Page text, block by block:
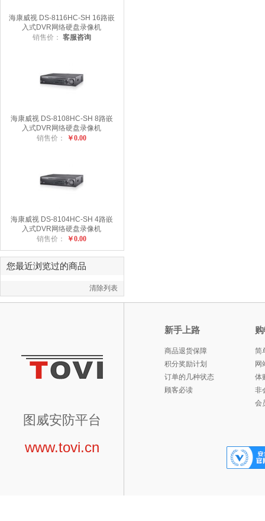
海康威视 DS-8116HC-SH 16路嵌
入式DVR网络硬盘录像机
销售价： 客服咨询
海康威视 DS-8108HC-SH 8路嵌
入式DVR网络硬盘录像机
销售价：
￥0.00
海康威视 DS-8104HC-SH 4路嵌
入式DVR网络硬盘录像机
销售价：
￥0.00
您最近浏览过的商品
清除列表
图威安防平台
www.tovi.cn
新手上路
商品退货保障
积分奖励计划
订单的几种状态
顾客必读
简
网
体
非
会